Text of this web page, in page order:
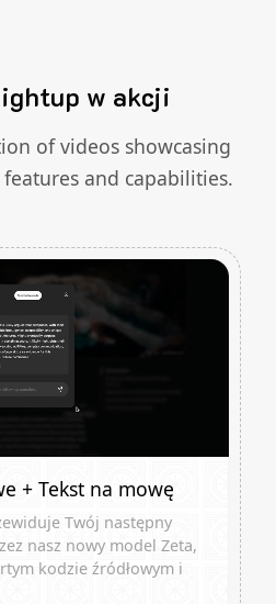
w akcji
of videos showcasing
and capabilities.
+ Tekst na mowę
Twój następny
nasz nowy model Zeta,
kodzie źródłowym i